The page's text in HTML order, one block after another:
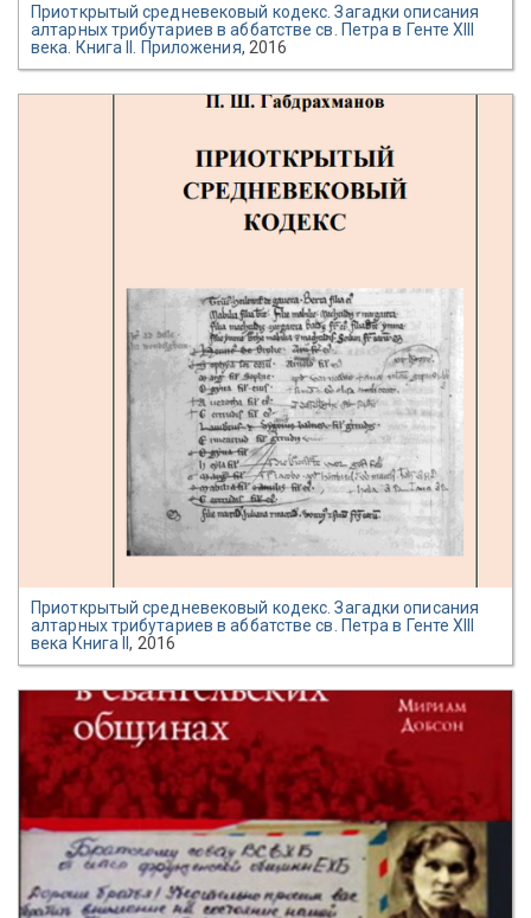
Приоткрытый средневековый кодекс. Загадки описания
алтарных трибутариев в аббатстве св. Петра в Генте XIII
века. Книга II. Приложения, 2016
Приоткрытый средневековый кодекс. Загадки описания
алтарных трибутариев в аббатстве св. Петра в Генте XIII
века Книга II, 2016